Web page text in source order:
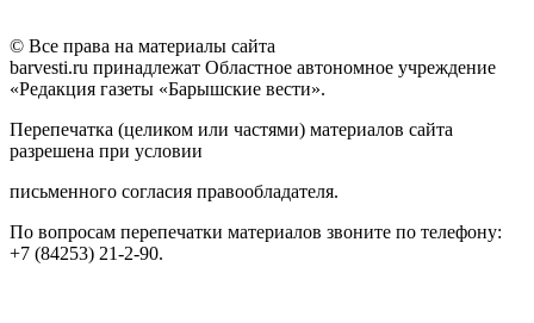
© Все права на материалы сайта
barvesti.ru принадлежат Областное автономное учреждение
«Редакция газеты «Барышские вести».
Перепечатка (целиком или частями) материалов сайта
разрешена при условии
письменного согласия правообладателя.
По вопросам перепечатки материалов звоните по телефону:
+7 (84253) 21-2-90.